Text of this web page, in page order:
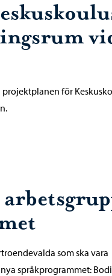
för
som ska vara
språkprogrammet: